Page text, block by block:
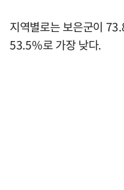
지역별로는 보은군이
53.5%로 가장 낮다.